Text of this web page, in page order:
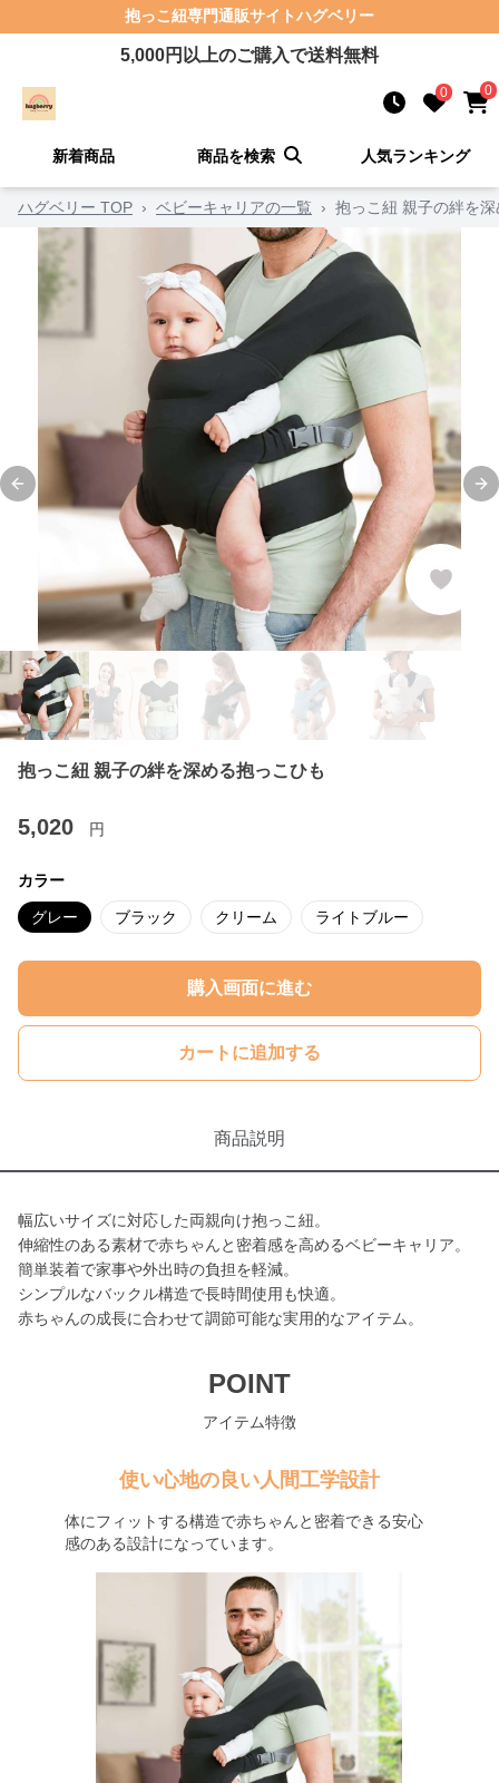
抱っこ紐専門通販サイトハグベリー
5,000円以上のご購入で送料無料
0 0
新着商品 商品を検索 人気ランキング
ハグベリー TOP › ベビーキャリアの一覧 › 抱っこ紐 親子の絆を
Previous slide
抱っこ紐 親子の絆を深める抱っこひも
5,020 円
カラー
グレー ブラック クリーム ライトブルー
購入画面に進む
カートに追加する
商品説明
幅広いサイズに対応した両親向け抱っこ紐。
伸縮性のある素材で赤ちゃんと密着感を高めるベビーキャリア。
簡単装着で家事や外出時の負担を軽減。
シンプルなバックル構造で長時間使用も快適。
赤ちゃんの成長に合わせて調節可能な実用的なアイテム。
POINT
アイテム特徴
使い心地の良い人間工学設計
体にフィットする構造で赤ちゃんと密着できる安心
感のある設計になっています。